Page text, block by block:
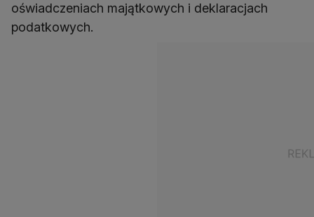
oświadczeniach majątkowych i deklaracjach
podatkowych.